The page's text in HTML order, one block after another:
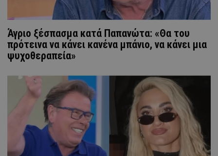
Άγριο ξέσπασμα κατά Παπανώτα: «Θα του
πρότεινα να κάνει κανένα μπάνιο, να κάνει μια
ψυχοθεραπεία»